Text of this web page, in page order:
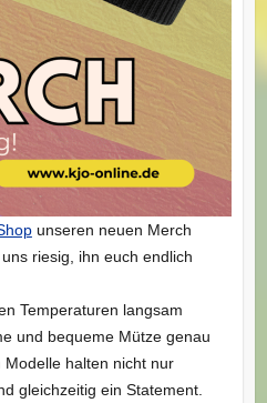
unseren neuen Merch
riesig, ihn euch endlich
Temperaturen langsam
und bequeme Mütze genau
halten nicht nur
gleichzeitig ein Statement.